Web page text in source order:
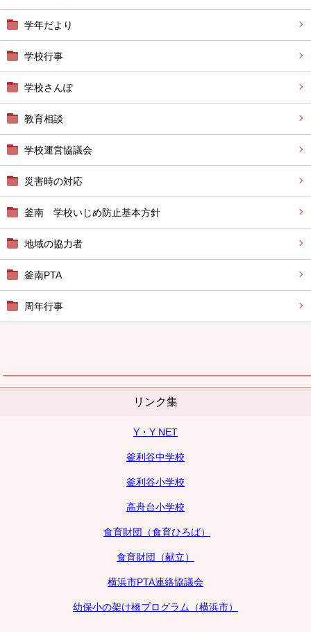
学年だより
学校行事
学校さんぽ
教育相談
学校運営協議会
災害時の対応
釜南 学校いじめ防止基本方針
地域の協力者
釜南PTA
周年行事
リンク集
Y・Y NET
釜利谷中学校
釜利谷小学校
高舟台小学校
食育財団（食育ひろば）
食育財団（献立）
横浜市PTA連絡協議会
幼保小の架け橋プログラム（横浜市）